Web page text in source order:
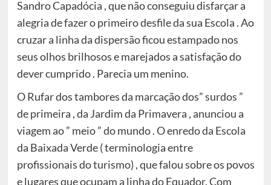
Sandro Capadócia , que não conseguiu disfarçar a
alegria de fazer o primeiro desfile da sua Escola . Ao
cruzar a linha da dispersão ficou estampado nos
seus olhos brilhosos e marejados a satisfação do
dever cumprido . Parecia um menino.
O Rufar dos tambores da marcação dos” surdos ”
de primeira , da Jardim da Primavera , anunciou a
viagem ao ” meio ” do mundo . O enredo da Escola
da Baixada Verde ( terminologia entre
profissionais do turismo) , que falou sobre os povos
e lugares que ocupam a linha do Equador. Com